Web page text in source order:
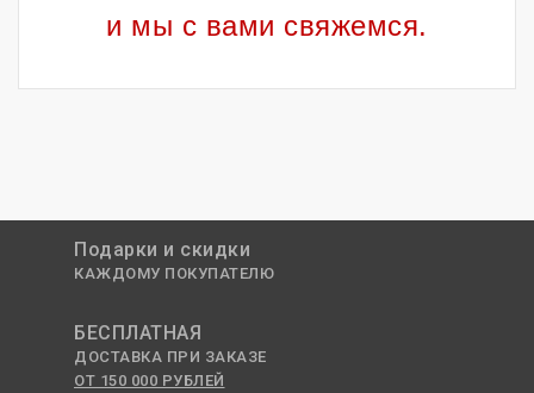
и мы с вами свяжемся.
Подарки и скидки
КАЖДОМУ ПОКУПАТЕЛЮ
БЕСПЛАТНАЯ
ДОСТАВКА ПРИ ЗАКАЗЕ
ОТ 150 000 РУБЛЕЙ